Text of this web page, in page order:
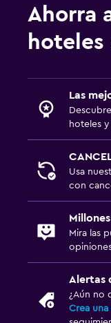
Ahorra
Las
hoteles
Usa
con
Mira las
Alertas
¿Aún no
Crea